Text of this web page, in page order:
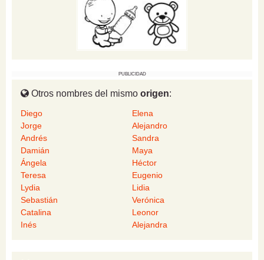
PUBLICIDAD
Otros nombres del mismo origen:
Diego
Elena
Jorge
Alejandro
Andrés
Sandra
Damián
Maya
Ángela
Héctor
Teresa
Eugenio
Lydia
Lidia
Sebastián
Verónica
Catalina
Leonor
Inés
Alejandra